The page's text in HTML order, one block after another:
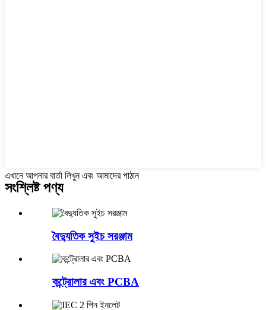
এখানে আপনার বার্তা লিখুন এবং আমাদের পাঠান
সংশ্লিষ্ট পণ্য
বৈদ্যুতিক সুইচ সরঞ্জাম
কন্ট্রোলার এবং PCBA